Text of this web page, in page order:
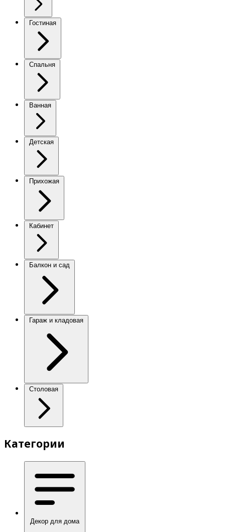
Гостиная
Спальня
Ванная
Детская
Прихожая
Кабинет
Балкон и сад
Гараж и кладовая
Столовая
Категории
Декор для дома